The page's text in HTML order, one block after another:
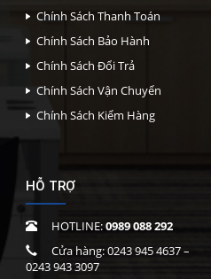
Chính Sách Thanh Toán
Chính Sách Bảo Hành
Chính Sách Đổi Trả
Chính Sách Vận Chuyển
Chính Sách Kiểm Hàng
HỖ TRỢ
HOTLINE:0989 088 292
Cửa hàng:0243 945 4637–
0243 943 3097